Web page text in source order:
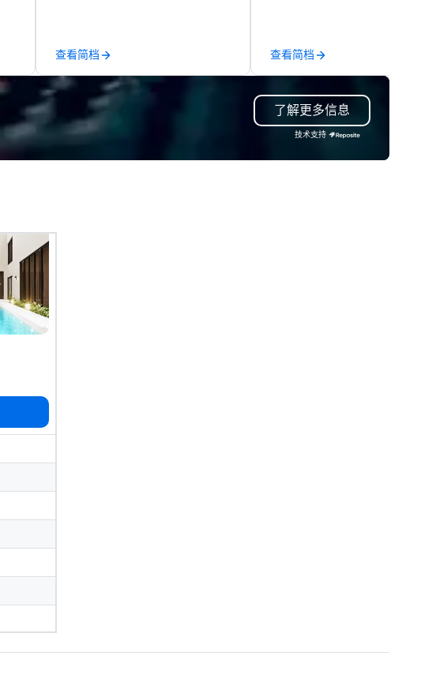
Producers to provide best rates, a
direct line of communication, and
unparalleled customer service.
查看简档 查看简档
了解更多信息
技术支持